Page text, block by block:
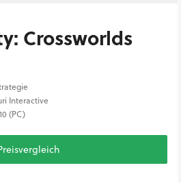
Crossworlds
Interactive
(PC)